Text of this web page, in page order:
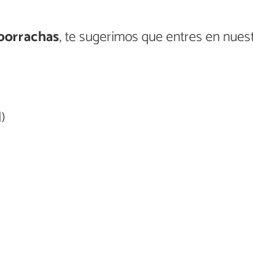
, te sugerimos que entres en